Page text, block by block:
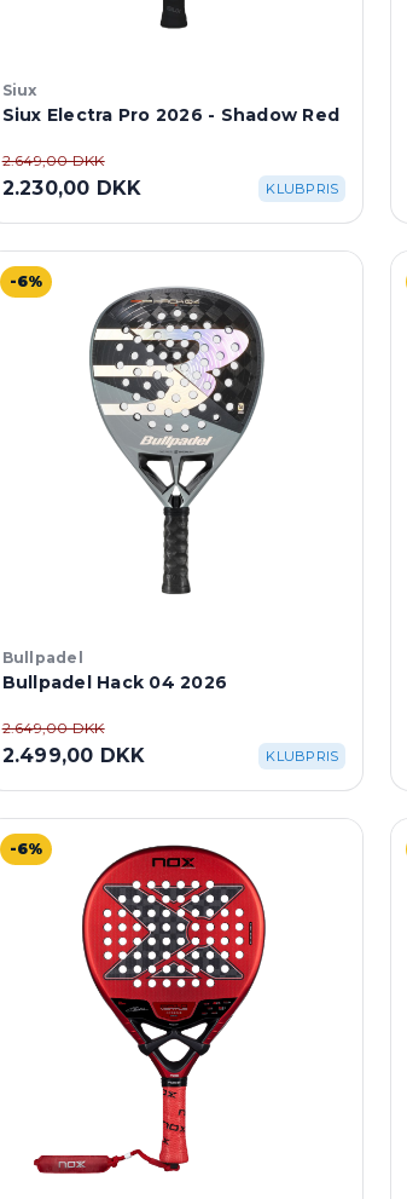
Siux
Siux Electra Pro 2026 - Shadow Red
2.649,00 DKK
2.230,00 DKK KLUBPRIS
-6%
Bullpadel
Bullpadel Hack 04 2026
2.649,00 DKK
2.499,00 DKK KLUBPRIS
-6%